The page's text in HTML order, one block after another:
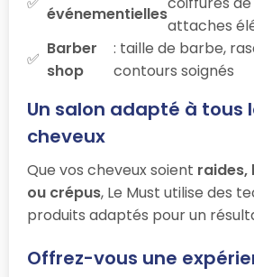
événementielles
attaches
Barber
shop
: taille de barbe,
contours soignés
Un salon adapté à tous
cheveux
Que vos cheveux soient raides,
ou crépus, Le Must utilise des
produits adaptés pour un
Offrez-vous une